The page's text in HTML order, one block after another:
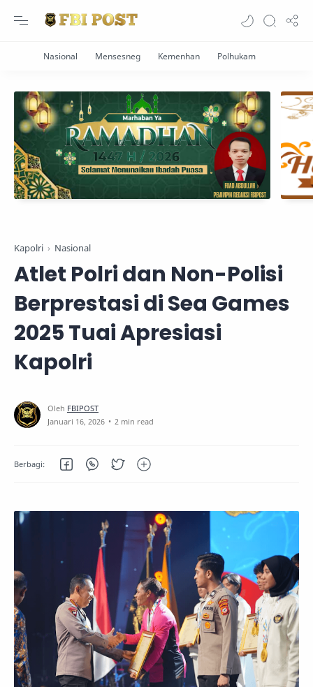
Kapolri Nasional
Atlet Polri dan Non-Polisi
Berprestasi di Sea Games
2025 Tuai Apresiasi
Kapolri
2 min read